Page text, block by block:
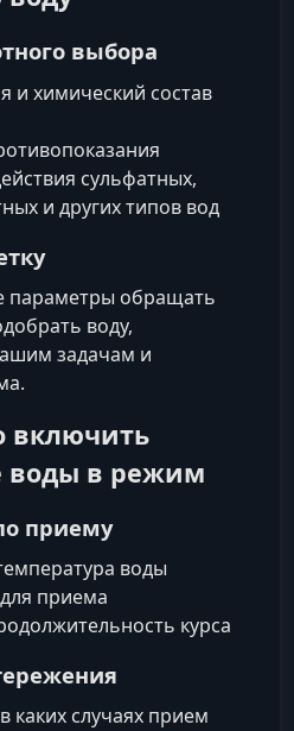
выбора
и химический состав
сульфатных,
и других типов вод
параметры обращать
воду,
задачам и
включить
воды в режим
приему
воды
приема
курса
каких случаях прием